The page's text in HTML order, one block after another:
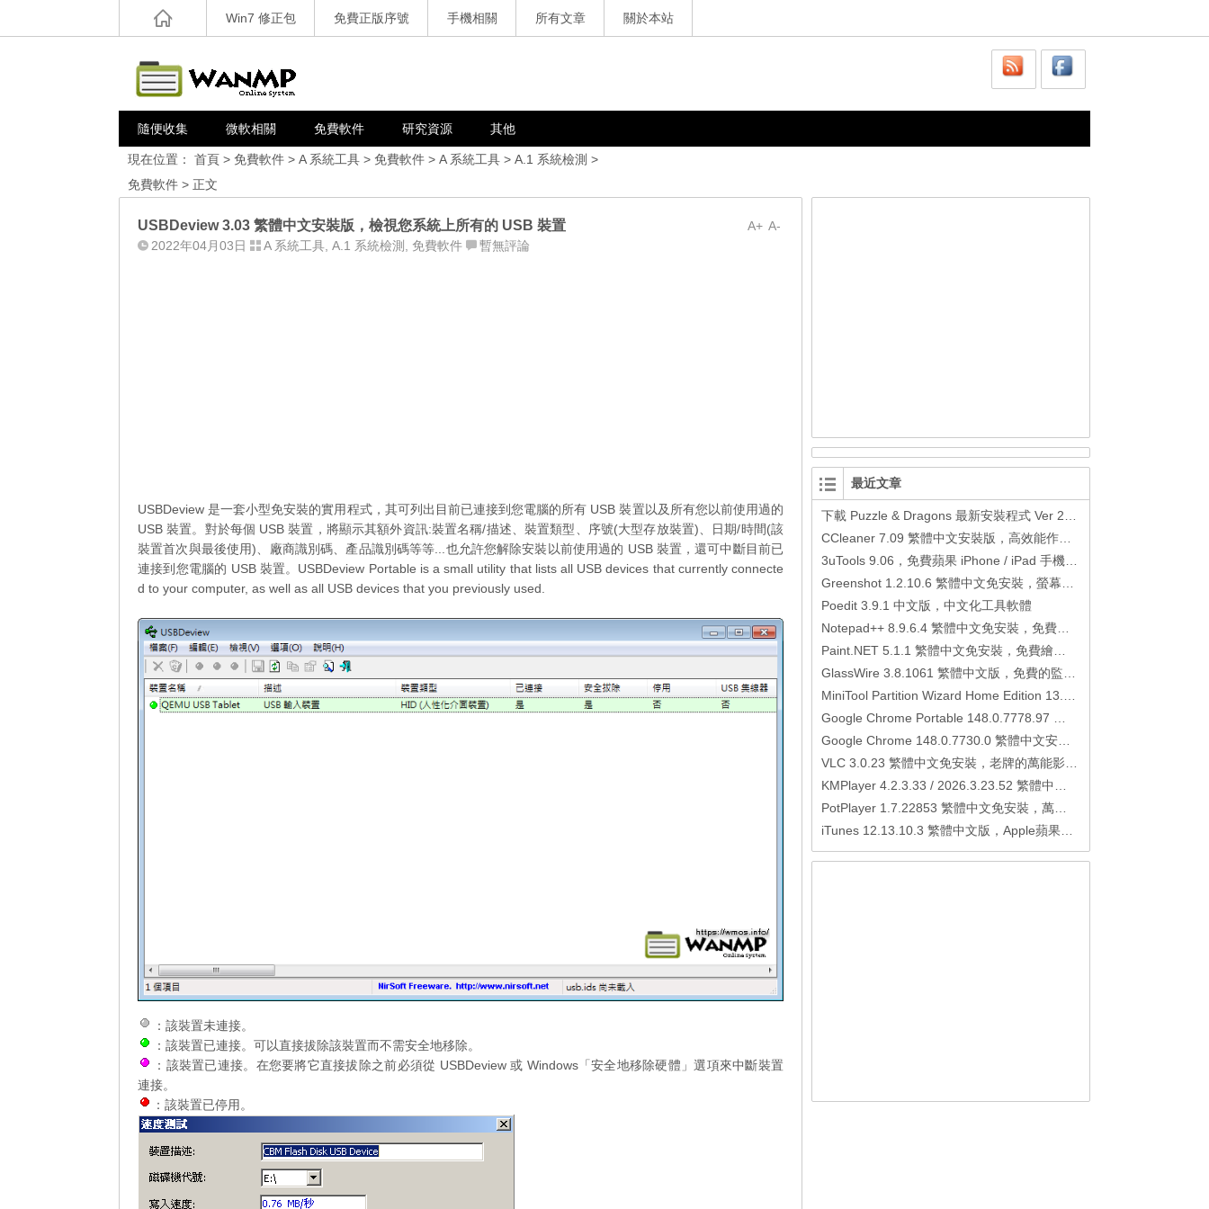
Win7 修正包 免費正版序號 手機相關 所有文章 關於本站
隨便收集 微軟相關 免費軟件 研究資源 其他
現在位置： 首頁 > 免費軟件 > A 系統工具 > 免費軟件 > A 系統工具 > A.1 系統檢測 >
免費軟件 > 正文
A-
A+
USBDeview 3.03 繁體中文安裝版，檢視您系統上所有的 USB 裝置
2022年04月03日 A 系統工具 A.1 系統檢測 免費軟件 暫無評論
USBDeview 是一套小型免安裝的實用程式，其可列出目前已連接到您電腦的所有 USB 裝置以及所有您以前使用過的
USB 裝置。對於每個 USB 裝置，將顯示其額外資訊:裝置名稱/描述、裝置類型、序號(大型存放裝置)、日期/時間(該
裝置首次與最後使用)、廠商識別碼、產品識別碼等等...也允許您解除安裝以前使用過的 USB 裝置，還可中斷目前已
連接到您電腦的 USB 裝置。USBDeview Portable is a small utility that lists all USB devices that currently connecte
d to your computer, as well as all USB devices that you previously used.
：該裝置未連接。
：該裝置已連接。可以直接拔除該裝置而不需安全地移除。
：該裝置已連接。在您要將它直接拔除之前必須從 USBDeview 或 Windows「安全地移除硬體」選項來中斷裝置
連接。
：該裝置已停用。
最近文章
Poedit 3.9.1 中文版，中文化工具軟體